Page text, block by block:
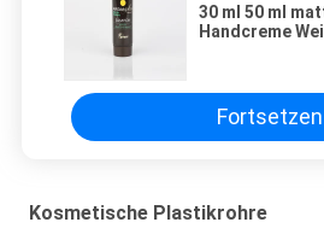
30 ml 50 ml
Handcreme
OEM
Fortsetzen
Kosmetische Plastikrohre